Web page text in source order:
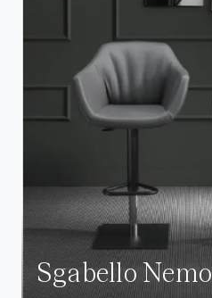
Sgabello Nemo